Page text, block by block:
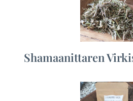
Shamaanittaren